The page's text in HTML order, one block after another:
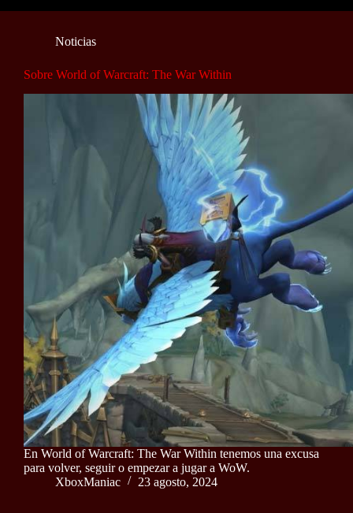
Noticias
Sobre World of Warcraft: The War Within
En World of Warcraft: The War Within tenemos una excusa
para volver, seguir o empezar a jugar a WoW.
XboxManiac
23 agosto, 2024